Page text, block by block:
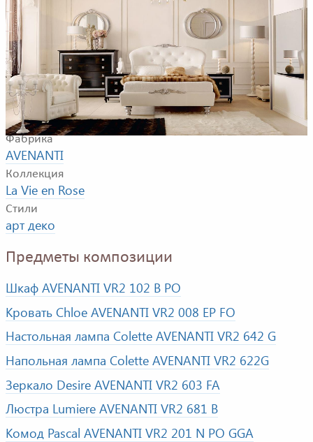
Композиция для спальной комнаты. В композицию
входят: двуспальная кровать, тумбочка, комод,
зеркало, пуф, кресло, шкаф, напольная и настольная
лампы, люстра.
Фабрика
AVENANTI
Коллекция
La Vie en Rose
Стили
арт деко
Предметы композиции
Шкаф AVENANTI VR2 102 B PO
Кровать Chloe AVENANTI VR2 008 EP FO
Настольная лампа Colette AVENANTI VR2 642 G
Напольная лампа Colette AVENANTI VR2 622G
Зеркало Desire AVENANTI VR2 603 FA
Люстра Lumiere AVENANTI VR2 681 B
Комод Pascal AVENANTI VR2 201 N PO GGA